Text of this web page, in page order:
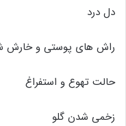
دل درد
راش های پوستی و خارش
حالت تهوع و استفراغ
زخمی شدن گلو